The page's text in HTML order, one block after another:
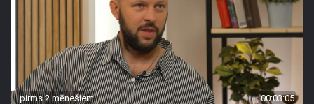
pirms 2 mēnešiem 00:03:05